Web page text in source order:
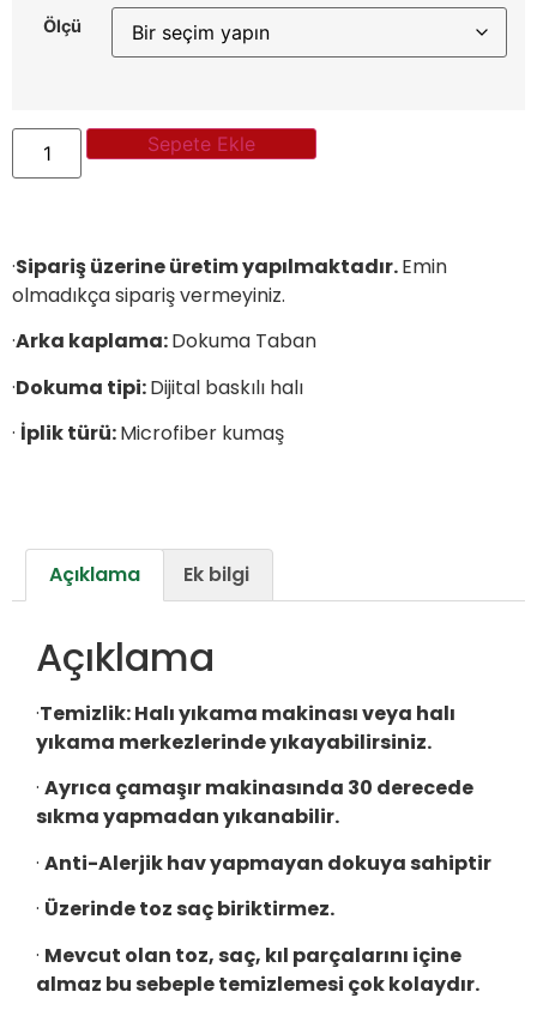
Ölçü
Sepete Ekle
·Sipariş üzerine üretim yapılmaktadır.Emin
olmadıkça sipariş vermeyiniz.
·Arka kaplama:Dokuma Taban
·Dokuma tipi:Dijital baskılı halı
· İplik türü:Microfiber kumaş
Açıklama Ek bilgi
Açıklama
·Temizlik:Halı yıkama makinası veya halı
yıkama merkezlerinde yıkayabilirsiniz.
· Ayrıca çamaşır makinasında 30 derecede
sıkma yapmadan yıkanabilir.
· Anti-Alerjik hav yapmayan dokuya sahiptir
· Üzerinde toz saç biriktirmez.
· Mevcut olan toz, saç, kıl parçalarını içine
almaz bu sebeple temizlemesi çok kolaydır.